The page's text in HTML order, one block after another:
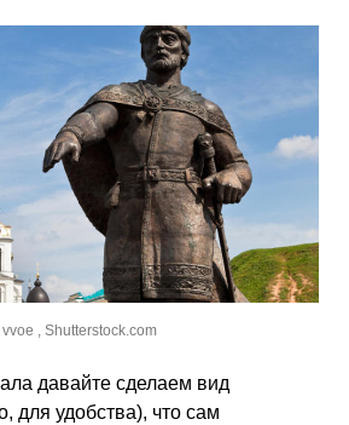
vvoe , Shutterstock.com
давайте сделаем вид
для удобства), что сам